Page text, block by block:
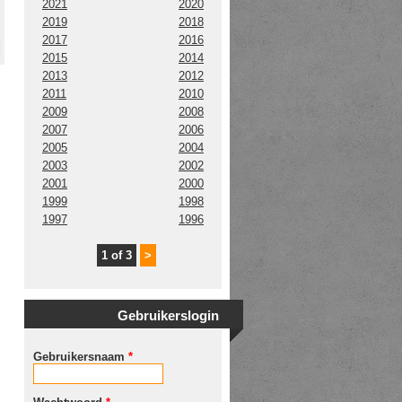
2021
2020
2019
2018
2017
2016
2015
2014
2013
2012
2011
2010
2009
2008
2007
2006
2005
2004
2003
2002
2001
2000
1999
1998
1997
1996
1 of 3 >
Gebruikerslogin
Gebruikersnaam *